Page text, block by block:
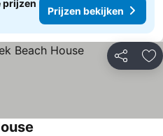
prijzen
Prijzen bekijken
Delen